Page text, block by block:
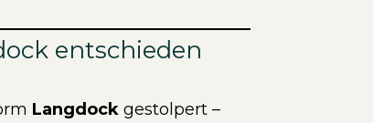
entschieden
Langdockgestolpert –